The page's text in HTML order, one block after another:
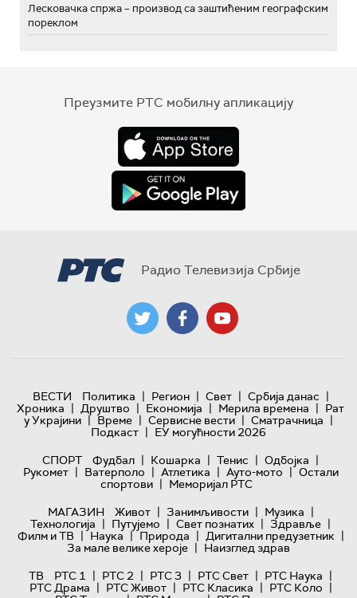
Лесковачка спржа – производ са заштићеним географским
пореклом
Преузмите РТС мобилну апликацију
Радио Телевизија Србије
ВЕСТИ Политика | Регион | Свет | Србија данас |
Хроника | Друштво | Економија | Мерила времена | Рат
у Украјини | Време | Сервисне вести | Сматрачница |
Подкаст | ЕУ могућности 2026
СПОРТ
Фудбал | Кошарка | Тенис | Одбојка |
Рукомет | Ватерполо | Атлетика | Ауто-мото | Остали
спортови | Меморијал РТС
МАГАЗИН
Живот | Занимљивости | Музика |
Технологијa | Путујемо | Свет познатих | Здравље |
Филм и ТВ | Наука | Природа | Дигитални предузетник |
За мале велике хероје | Наизглед здрав
ТВ
РТС 1 | РТС 2 | РТС 3 | РТС Свет | РТС Наука |
РТС Драма | РТС Живот | РТС Класика | РТС Коло |